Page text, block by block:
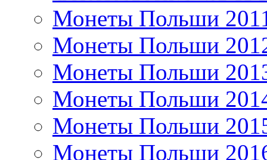
Монеты Польши
Монеты Польши
Монеты Польши
Монеты Польши
Монеты Польши
Монеты Польши